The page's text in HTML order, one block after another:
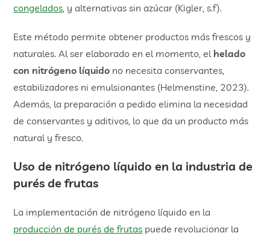
congelados, y alternativas sin azúcar (Kigler, s.f).
Este método permite obtener productos más frescos y
naturales. Al ser elaborado en el momento, el helado
con nitrógeno líquido no necesita conservantes,
estabilizadores ni emulsionantes (Helmenstine, 2023).
Además, la preparación a pedido elimina la necesidad
de conservantes y aditivos, lo que da un producto más
natural y fresco.
Uso de nitrógeno líquido en la industria de
purés de frutas
La implementación de nitrógeno líquido en la
producción de purés de frutas puede revolucionar la